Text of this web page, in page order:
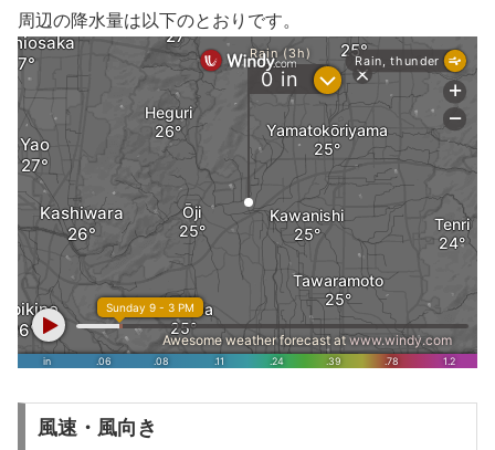
周辺の降水量は以下のとおりです。
風速・風向き